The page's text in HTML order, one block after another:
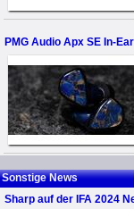
PMG Audio Apx SE In-
Sonstige News
Sharp auf der IFA 2024